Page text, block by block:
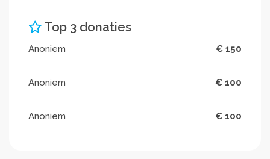
Top 3 donaties
Anoniem € 150
Anoniem € 100
Anoniem € 100